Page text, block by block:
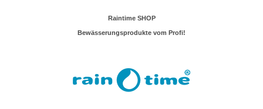
Raintime SHOP
Bewässerungsprodukte vom Profi!